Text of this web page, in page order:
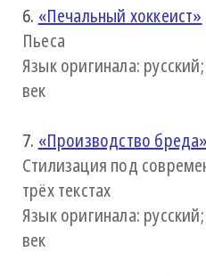
6. «Печальный хоккеист»
Пьеса
Язык оригинала:
век
7. «Производство бреда»
Стилизация под
трёх текстах
Язык оригинала:
век